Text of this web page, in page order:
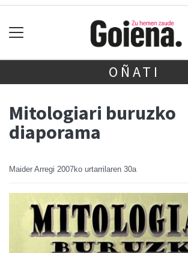
OÑATI
Mitologiari buruzko
diaporama
Maider Arregi 2007ko urtarrilaren 30a